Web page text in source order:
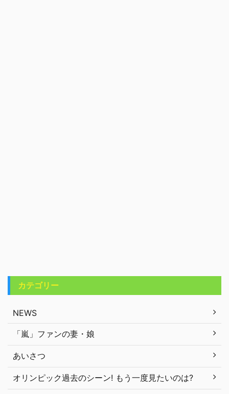
カテゴリー
NEWS
「嵐」ファンの妻・娘
あいさつ
オリンピック過去のシーン! もう一度見たいのは?